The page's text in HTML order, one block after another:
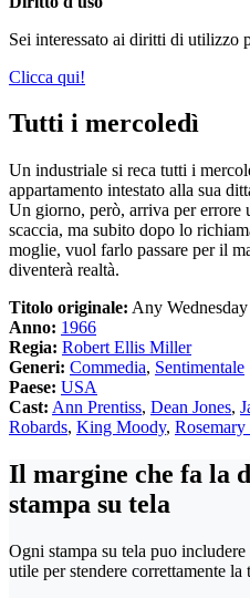
Sei interessato ai diritti di utilizzo
Clicca qui!
Tutti i mercoledì
Un industriale si reca tutti i
appartamento intestato alla sua
Un giorno, però, arriva per errore
scaccia, ma subito dopo lo
moglie, vuol farlo passare per il
diventerà realtà.
Titolo originale: Any Wednesday
Anno: 1966
Regia: Robert Ellis Miller
Generi: Commedia, Sentimentale
Paese: USA
Cast: Ann Prentiss, Dean Jones,
Robards, King Moody,
Il margine che fa la
stampa su tela
Ogni stampa su tela puo
utile per stendere correttamente la